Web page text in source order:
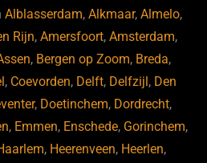
Alblasserdam,Alkmaar,Almelo,
Rijn,Amersfoort,Amsterdam,
, Bergen op Zoom, Breda,
, Coevorden, Delft, Delfzijl , Den
, Doetinchem, Dordrecht,
, Emmen, Enschede, Gorinchem,
, Heerenveen, Heerlen,